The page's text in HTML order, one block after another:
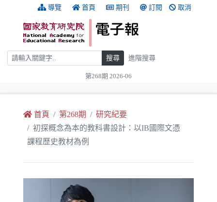
跳到主要內容 導覽 首頁 期刊 訂閱 取消
搜尋 搜尋 進階搜尋
第268期 2026-06
首頁 第268期
研究紀要
初探概念為本的教科書設計：以IB國際文憑
課程歷史教材為例